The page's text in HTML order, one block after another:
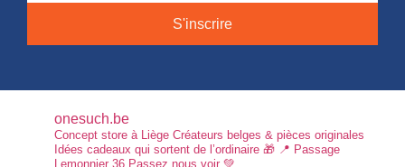
S'inscrire
onesuch.be
Concept store à Liège Créateurs belges & pièces originales
Idées cadeaux qui sortent de l’ordinaire 🎁 📍 Passage
Lemonnier 36 Passez nous voir 💚